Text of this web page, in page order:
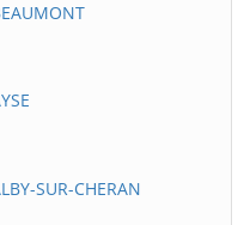
SUR-CHERAN